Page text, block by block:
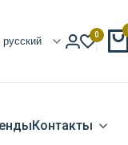
русский
0
Контакты